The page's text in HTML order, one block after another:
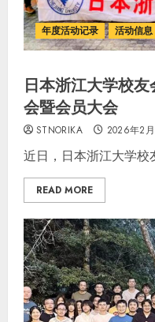
年度活动记录 活动信息
日本浙江大学校
会暨会员大会
STNORIKA 2026年2
近日，日本浙江大学校
READ MORE